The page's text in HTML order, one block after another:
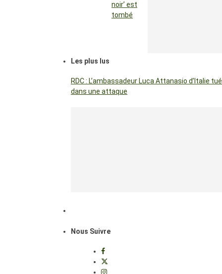
noir’ est
tombé
Les plus lus
RDC : L’ambassadeur Luca Attanasio d’Italie tué
dans une attaque
Nous Suivre